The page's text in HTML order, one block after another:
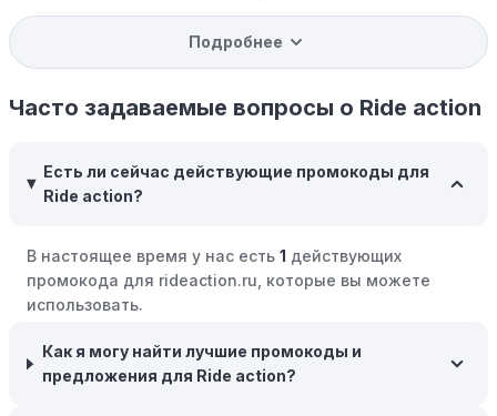
доступ к распродажам.
компании Ride action есть программы поощрения,
позволяющие зарабатывать баллы или cashback на
скидки или будущие покупки.
пятница" или сезонными акциями. В такие периоды
розничные компании часто предлагают значительные
скидки.
Бросьте корзину:Если Вы не торопитесь с покупкой,
добавьте товары в корзину и оставьте их на день или
Подробнее
Часто задаваемые вопросы о Ride action
Есть ли сейчас действующие промокоды для
Ride action?
В настоящее время у нас есть 1 действующих
промокода для rideaction.ru, которые вы можете
использовать.
Как я могу найти лучшие промокоды и
предложения для Ride action?